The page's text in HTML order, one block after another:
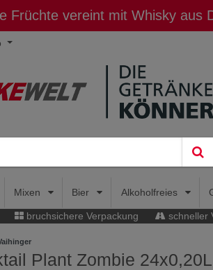
Früchte vereint mit Whisky aus
Mixen Bier Alkoholfreies
bruchsichere Verpackung schneller
Plant Zombie 24x0,20L